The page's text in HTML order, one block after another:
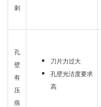
刺
孔
壁
有
压
痕
刀片力过大
孔壁光洁度要求
高